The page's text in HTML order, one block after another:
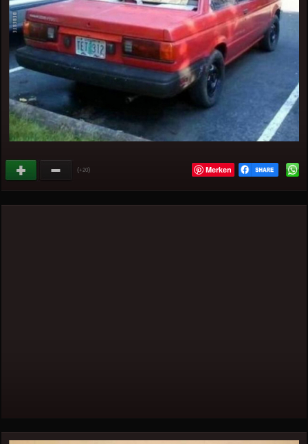
(+20) Merken